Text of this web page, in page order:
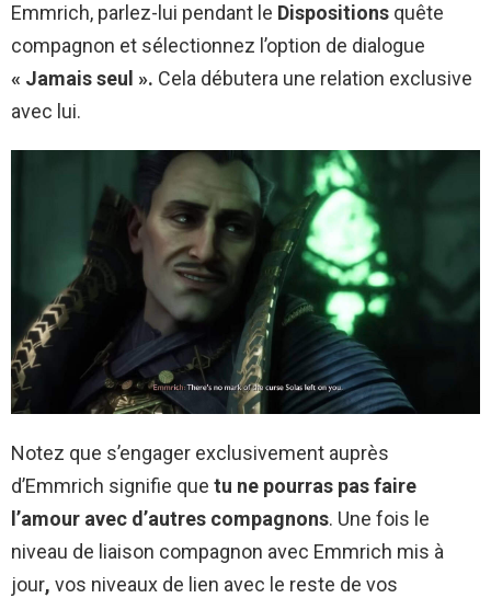
Emmrich, parlez-lui pendant le Dispositions quête
compagnon et sélectionnez l’option de dialogue
« Jamais seul ». Cela débutera une relation exclusive
avec lui.
Notez que s’engager exclusivement auprès
d’Emmrich signifie que tu ne pourras pas faire
l’amour avec d’autres compagnons. Une fois le
niveau de liaison compagnon avec Emmrich mis à
jour, vos niveaux de lien avec le reste de vos